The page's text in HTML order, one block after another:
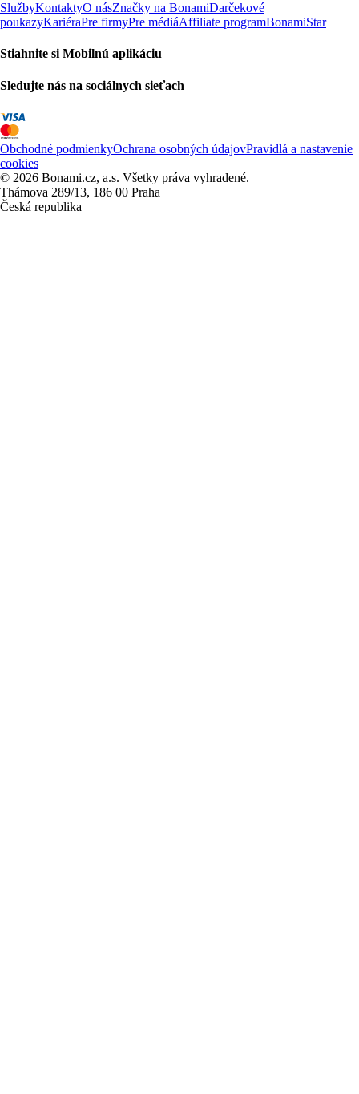
SlužbyKontaktyO násZnačky na BonamiDarčekové
poukazyKariéraPre firmyPre médiáAffiliate programBonamiStar
Stiahnite si Mobilnú aplikáciu
Sledujte nás na sociálnych sieťach
Obchodné podmienkyOchrana osobných údajovPravidlá a nastavenie
cookies
© 2026 Bonami.cz, a.s. Všetky práva vyhradené.
Thámova 289/13, 186 00 Praha
Česká republika